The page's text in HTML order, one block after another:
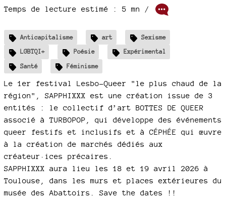
Temps de lecture estimé : 5 mn /
Anticapitalisme art
Sexisme
LGBTQI+
Poésie
Expérimental
Santé
Féminisme
Le 1er festival Lesbo-Queer "le plus chaud de la
région", SAPPHIXXX est une création issue de 3
entités : le collectif d’art BOTTES DE QUEER
associé à TURBOPOP, qui développe des événements
queer festifs et inclusifs et à CÉPHÉE qui œuvre
à la création de marchés dédiés aux
créateur·ices précaires.
SAPPHIXXX aura lieu les 18 et 19 avril 2026 à
Toulouse, dans les murs et places extérieures du
musée des Abattoirs. Save the dates !!